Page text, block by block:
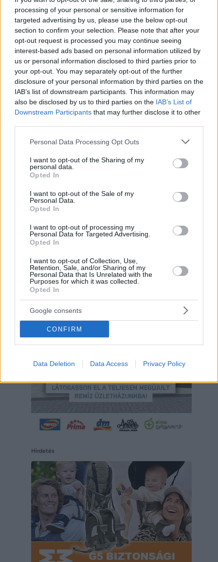
processing of your personal or sensitive information for
targeted advertising by us, please use the below opt-out
section to confirm your selection. Please note that after your
opt-out request is processed you may continue seeing
interest-based ads based on personal information utilized by
us or personal information disclosed to third parties prior to
your opt-out. You may separately opt-out of the further
disclosure of your personal information by third parties on the
IAB’s list of downstream participants. This information may
also be disclosed by us to third parties on the IAB’s List of
Downstream Participants that may further disclose it to other
Please note that this website/app uses one or more Google
not limited to your visit or usage behaviour. You may click to
grant or deny consent to Google and its third-party tags to
use your data for below specified purposes in below Google
consent section.
Personal Data Processing Opt Outs
I want to opt-out of the Sharing of my
personal data.
Opted In
I want to opt-out of the Sale of my
Personal Data.
Opted In
I want to opt-out of processing my
Personal Data for Targeted Advertising.
Opted In
I want to opt-out of Collection, Use,
Retention, Sale, and/or Sharing of my
Personal Data that Is Unrelated with the
Purposes for which it was collected.
Opted In
Google consents
CONFIRM
Data Deletion Data Access Privacy Policy
Hirdetés
Hirdetés
Hirdetés